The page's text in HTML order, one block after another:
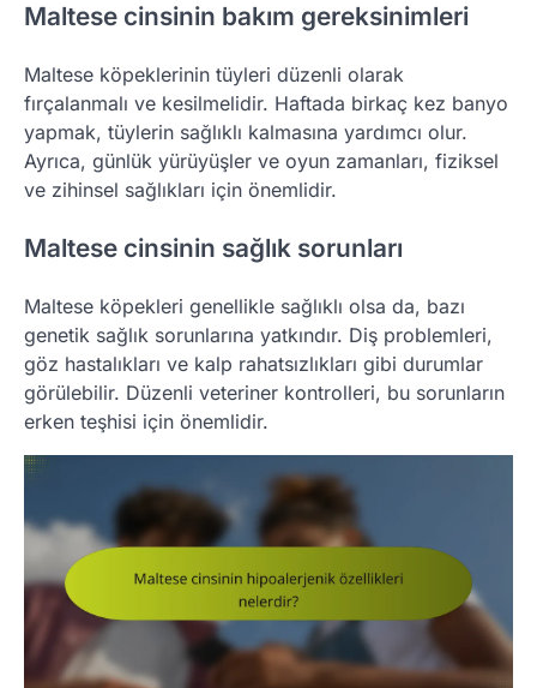
Maltese cinsinin bakım gereksinimleri
Maltese köpeklerinin tüyleri düzenli olarak
fırçalanmalı ve kesilmelidir. Haftada birkaç kez banyo
yapmak, tüylerin sağlıklı kalmasına yardımcı olur.
Ayrıca, günlük yürüyüşler ve oyun zamanları, fiziksel
ve zihinsel sağlıkları için önemlidir.
Maltese cinsinin sağlık sorunları
Maltese köpekleri genellikle sağlıklı olsa da, bazı
genetik sağlık sorunlarına yatkındır. Diş problemleri,
göz hastalıkları ve kalp rahatsızlıkları gibi durumlar
görülebilir. Düzenli veteriner kontrolleri, bu sorunların
erken teşhisi için önemlidir.